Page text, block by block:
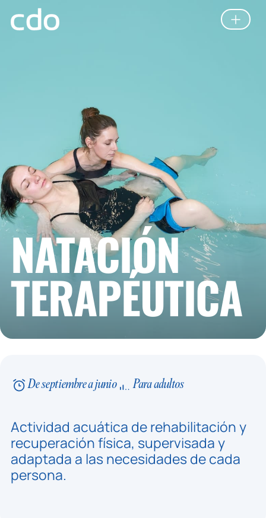
NATACIÓN
TERAPÉUTICA
De septiembre a junio Para adultos
Actividad acuática de rehabilitación y
recuperación física, supervisada y
adaptada a las necesidades de cada
persona.